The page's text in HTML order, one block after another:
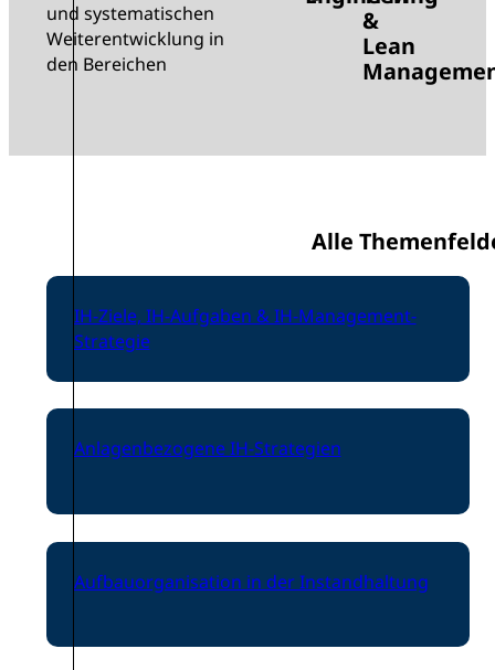
und systematischen
Weiterentwicklung in
den Bereichen
&
Lean
Alle
IH-Ziele, IH-Aufgaben & IH-Management-
Strategie
Anlagenbezogene IH-Strategien
Aufbauorganisation in der Instandhaltung